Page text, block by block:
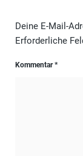
Deine E-Mail-
Erforderliche
Kommentar*